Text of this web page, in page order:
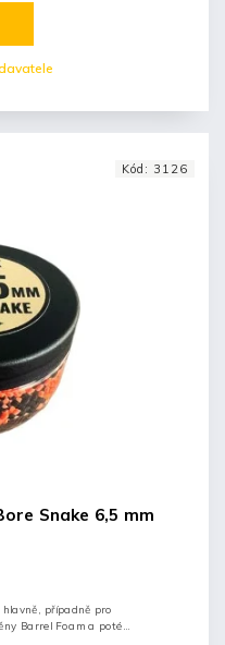
Snake 6,5 mm
případně pro
Barrel Foam a poté
Kód: 3126